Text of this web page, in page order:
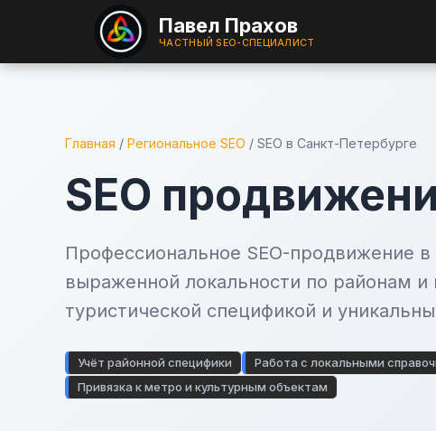
Павел Прахов
ЧАСТНЫЙ SEO-СПЕЦИАЛИСТ
Главная / Региональное SEO / SEO в Санкт-Петербурге
SEO
Профессиональное SEO-продвижение
выраженной локальности по районам
туристической спецификой и
Учёт районной специфики Работа с локальными
Привязка к метро и культурным объектам